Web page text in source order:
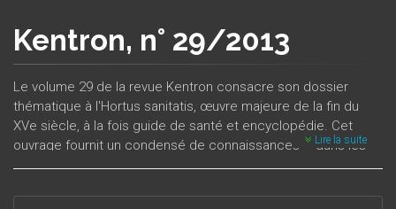
Kentron, n° 29/2013
Le volume 29 de la revue Kentron consacre son dossier
thématique à l'Hortus sanitatis, œuvre majeure de la fin du
XVe siècle, à la fois guide de santé et encyclopédie. Cet
ouvrage fournit un condensé de connaissances – dans les
domaines de la médecine et des sciences naturelles –
Lire la suite